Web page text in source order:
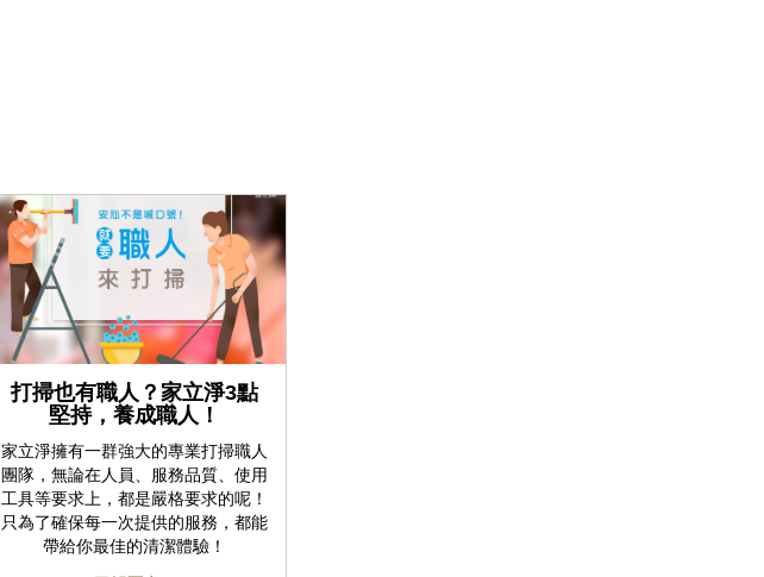
打掃也有職人？家立淨3點
堅持，養成職人！
家立淨擁有一群強大的專業打掃職人
團隊，無論在人員、服務品質、使用
工具等要求上，都是嚴格要求的呢！
只為了確保每一次提供的服務，都能
帶給你最佳的清潔體驗！